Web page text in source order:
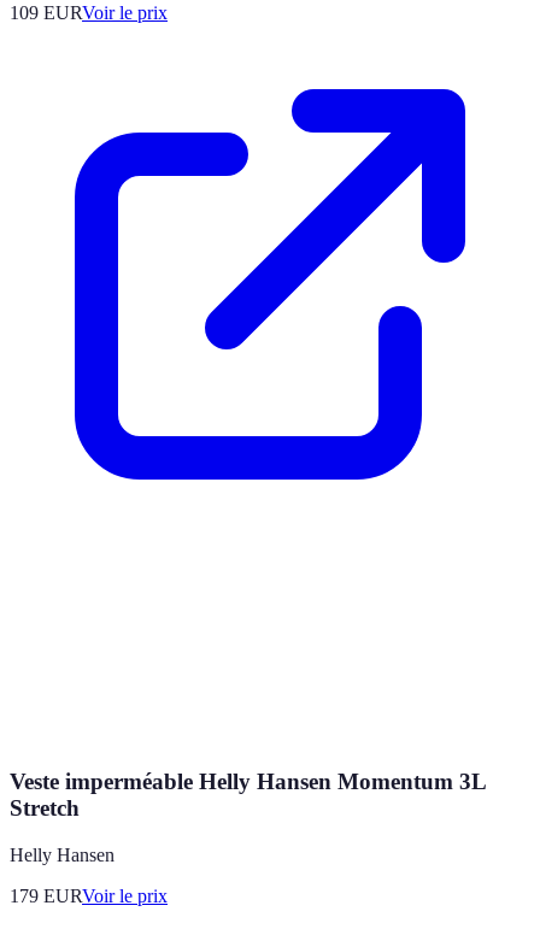
109 EURVoir le prix
Veste imperméable Helly Hansen Momentum 3L
Stretch
Helly Hansen
179 EURVoir le prix